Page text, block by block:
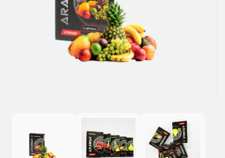
Рідини для електронних сигарет
Подарункові набори